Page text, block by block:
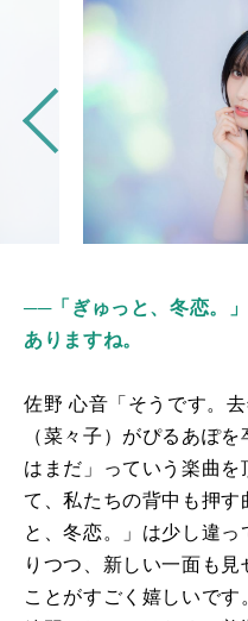
──「ぎゅっと、冬恋。
ありますね。
佐野 ⼼⾳「そうです。
（菜々⼦）がぴるあぽ
はまだ」っていう楽曲
て、私たちの背中も押す
と、冬恋。」は少し違
りつつ、新しい一面も
ことがすごく嬉しいです